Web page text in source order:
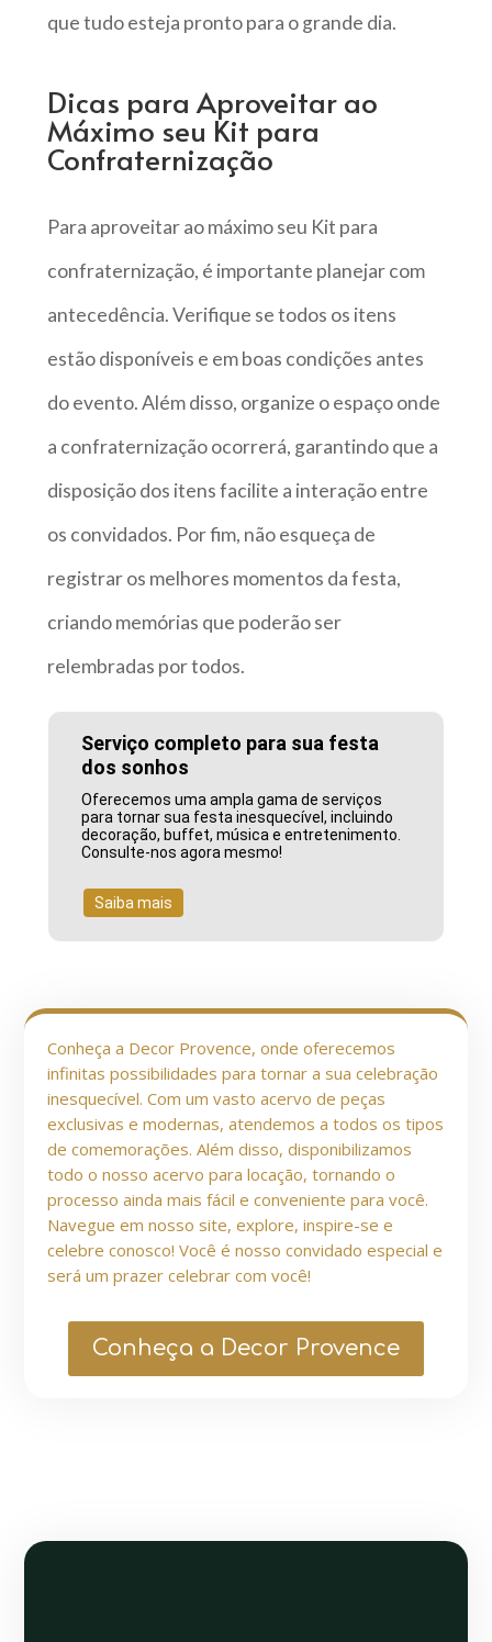
que tudo esteja pronto para o grande dia.
Dicas para Aproveitar ao
Máximo seu Kit para
Confraternização
Para aproveitar ao máximo seu Kit para
confraternização, é importante planejar com
antecedência. Verifique se todos os itens
estão disponíveis e em boas condições antes
do evento. Além disso, organize o espaço onde
a confraternização ocorrerá, garantindo que a
disposição dos itens facilite a interação entre
os convidados. Por fim, não esqueça de
registrar os melhores momentos da festa,
criando memórias que poderão ser
relembradas por todos.
Serviço completo para sua festa
dos sonhos
Oferecemos uma ampla gama de serviços
para tornar sua festa inesquecível, incluindo
decoração, buffet, música e entretenimento.
Consulte-nos agora mesmo!
Saiba mais
Conheça a Decor Provence, onde oferecemos
infinitas possibilidades para tornar a sua celebração
inesquecível. Com um vasto acervo de peças
exclusivas e modernas, atendemos a todos os tipos
de comemorações. Além disso, disponibilizamos
todo o nosso acervo para locação, tornando o
processo ainda mais fácil e conveniente para você.
Navegue em nosso site, explore, inspire-se e
celebre conosco! Você é nosso convidado especial e
será um prazer celebrar com você!
Conheça a Decor Provence